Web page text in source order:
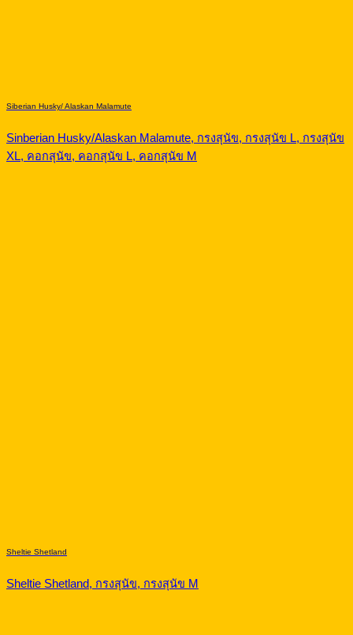
Siberian Husky/ Alaskan Malamute
Sinberian Husky/Alaskan Malamute, กรงสุนัข, กรงสุนัข L, กรงสุนัข
XL, คอกสุนัข, คอกสุนัข L, คอกสุนัข M
Sheltie Shetland
Sheltie Shetland, กรงสุนัข, กรงสุนัข M